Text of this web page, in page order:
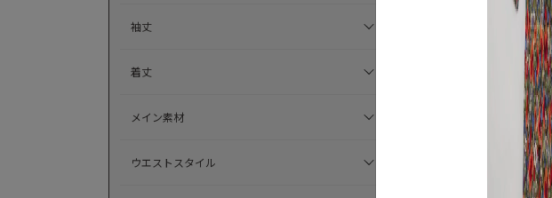
袖丈
着丈
メイン素材
ウエストスタイル